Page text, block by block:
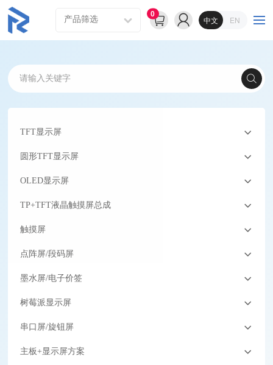
0
中文 EN
TFT显示屏
圆形TFT显示屏
OLED显示屏
TP+TFT液晶触摸屏总成
触摸屏
点阵屏/段码屏
墨水屏/电子价签
树莓派显示屏
串口屏/旋钮屏
主板+显示屏方案